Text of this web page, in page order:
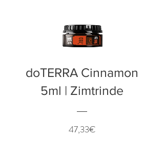
doTERRA Cinnamon
5ml | Zimtrinde
47,33€Preis